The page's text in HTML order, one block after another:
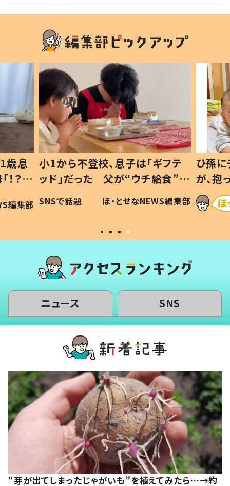
歳息
？」
編集部
小1から不登校、息子は「ギフテ
ッド」だった 父が“ウチ給食”を
作り続ける理由とは #令和の親
#令和の子
SNSで話題 ほ・とせなNEWS編集部
ひ孫
が、
「涙が
い」
ニュース SNS
“芽が出てしまったじゃがいも”を植えてみたら…→約